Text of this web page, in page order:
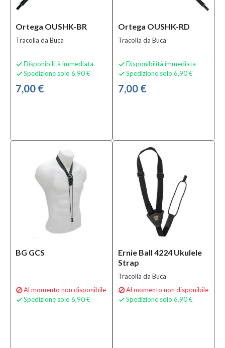
Ortega OUSHK-BR
Tracolla da Buca
 Disponibilità immediata
 Spedizione solo 6,90 €
7,00 €
Ortega OUSHK-RD
Tracolla da Buca
 Disponibilità immediata
 Spedizione solo 6,90 €
7,00 €
BG GCS
Al momento non disponibile
 Spedizione solo 6,90 €
Ernie Ball 4224 Ukulele
Strap
Tracolla da Buca
Al momento non disponibile
 Spedizione solo 6,90 €